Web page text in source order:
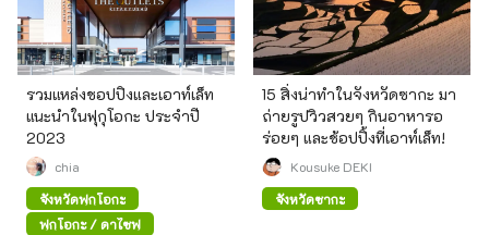
รวมแหล่งชอปปิงและเอาท์เล็ท
แนะนำในฟุกุโอกะ ประจำปี
2023
chia
จังหวัดฟุกุโอกะ
ฟุกุโอกะ / ดาไซฟุ
15 สิ่งน่าทำในจังหวัดซากะ มา
ถ่ายรูปวิวสวยๆ กินอาหารอ
ร่อยๆ และช้อปปิ้งที่เอาท์เล็ท!
Kousuke DEKI
จังหวัดซากะ